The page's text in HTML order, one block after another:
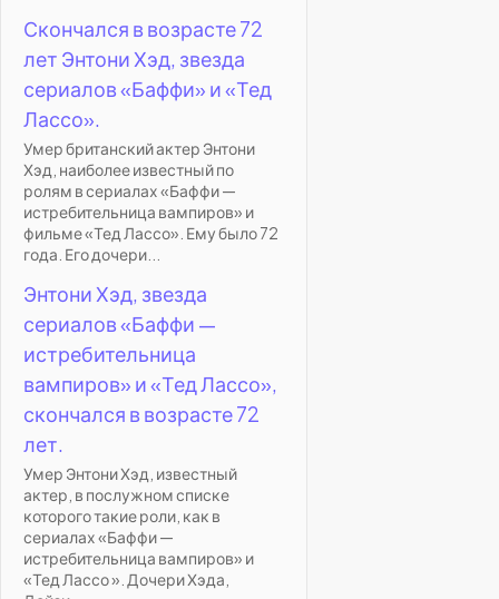
Скончался в возрасте 72
лет Энтони Хэд, звезда
сериалов «Баффи» и «Тед
Лассо».
Умер британский актер Энтони
Хэд, наиболее известный по
ролям в сериалах «Баффи —
истребительница вампиров» и
фильме «Тед Лассо». Ему было 72
года. Его дочери...
Энтони Хэд, звезда
сериалов «Баффи —
истребительница
вампиров» и «Тед Лассо»,
скончался в возрасте 72
лет.
Умер Энтони Хэд, известный
актер, в послужном списке
которого такие роли, как в
сериалах «Баффи —
истребительница вампиров» и
«Тед Лассо ». Дочери Хэда,